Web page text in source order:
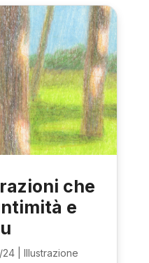
che
e
24| Illustrazione